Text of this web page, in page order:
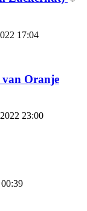
17:04
Oranje
23:00
00:39